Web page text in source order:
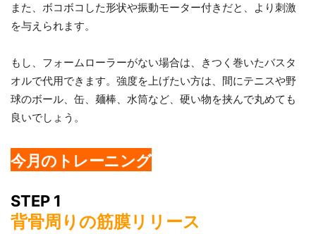
また、ボコボコした形状や振動モーター付きだと、より刺激
を与えられます。
もし、フォームローラーがない場合は、きつく巻いたバスタ
オルで代用できます。強度を上げたい方は、間にテニスや野
球のボール、缶、麺棒、水筒など、硬い物を挟んで丸めても
良いでしょう。
今月のトレーニング
STEP 1
背骨周りの筋膜リリース